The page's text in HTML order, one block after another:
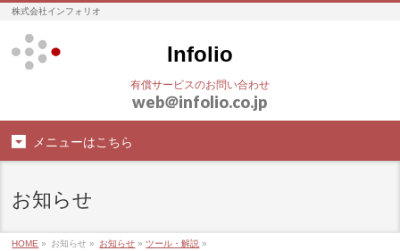
株式会社インフォリオ
Infolio
有償サービスのお問い合わせ
web＠infolio.co.jp
メニューはこちら
お知らせ
HOME » お知らせ » お知らせ » ツール・解説 »